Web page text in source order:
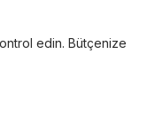
edin. Bütçenize